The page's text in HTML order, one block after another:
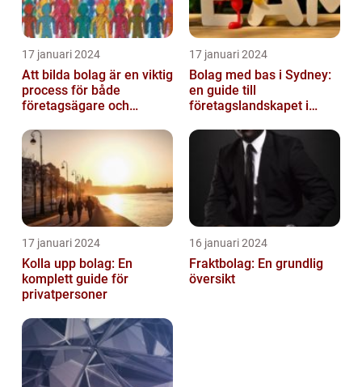
17 januari 2024
Att bilda bolag är en viktig
process för både
företagsägare och
etablera en ...
17 januari 2024
Bolag med bas i Sydney:
en guide till
företagslandskapet i
stad
17 januari 2024
Kolla upp bolag: En
komplett guide för
privatpersoner
16 januari 2024
Fraktbolag: En grundlig
översikt